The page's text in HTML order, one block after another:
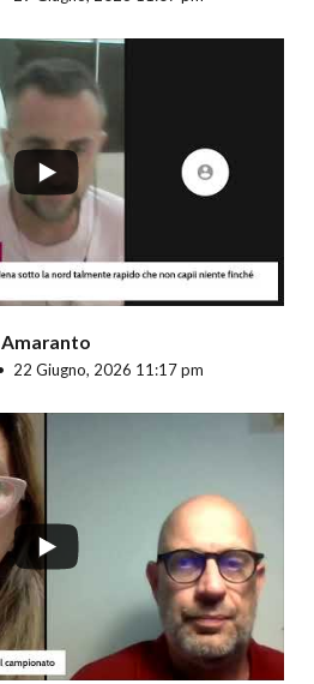
Amaranto
22 Giugno, 2026 11:17 pm